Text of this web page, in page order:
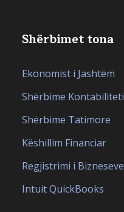
Shërbimet tona
Ekonomist i Jashtëm
Shërbime Kontabiliteti
Shërbime Tatimore
Këshillim Financiar
Regjistrimi i Bizneseve
Intuit QuickBooks